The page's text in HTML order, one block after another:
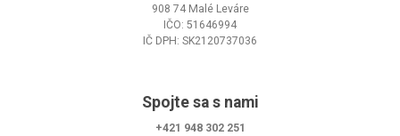
908 74 Malé Leváre
IČO: 51646994
IČ DPH: SK2120737036
Spojte sa s nami
+421 948 302 251